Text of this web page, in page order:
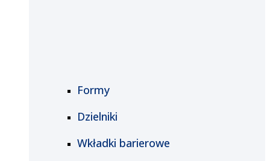
Formy
Dzielniki
Wkładki barierowe